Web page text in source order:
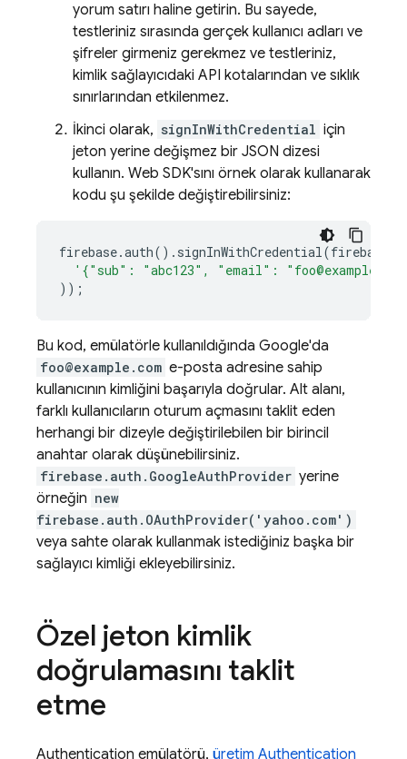
yorum satırı haline getirin. Bu sayede,
testleriniz sırasında gerçek kullanıcı adları ve
şifreler girmeniz gerekmez ve testleriniz,
kimlik sağlayıcıdaki API kotalarından ve sıklık
sınırlarından etkilenmez.
İkinci olarak, signInWithCredential için
jeton yerine değişmez bir JSON dizesi
kullanın. Web SDK'sını örnek olarak kullanarak
kodu şu şekilde değiştirebilirsiniz:
firebase.auth(). signInWithCredential(firebase
'{"sub": "abc123", "email":
));
Bu kod, emülatörle kullanıldığında Google'da
foo@example.com e-posta adresine sahip
kullanıcının kimliğini başarıyla doğrular. Alt alanı,
farklı kullanıcıların oturum açmasını taklit eden
herhangi bir dizeyle değiştirilebilen bir birincil
anahtar olarak düşünebilirsiniz.
firebase.auth.GoogleAuthProvider yerine
örneğin new
firebase.auth.OAuthProvider('yahoo.com')
veya sahte olarak kullanmak istediğiniz başka bir
sağlayıcı kimliği ekleyebilirsiniz.
Özel jeton kimlik
doğrulamasını taklit
etme
Authentication emülatörü, üretim Authentication